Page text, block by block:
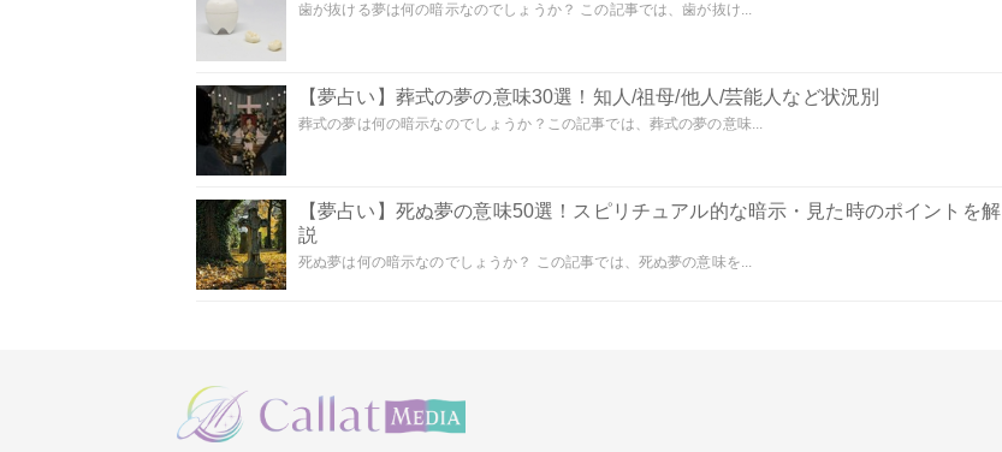
歯が抜ける夢は何の暗示なのでしょうか？ この記事では、歯が抜け...
【夢占い】葬式の夢の意味30選！知人/祖母/他人/芸能人など状況別
葬式の夢は何の暗示なのでしょうか？この記事では、葬式の夢の意味...
【夢占い】死ぬ夢の意味50選！スピリチュアル的な暗示・見た時のポイントを解
説
死ぬ夢は何の暗示なのでしょうか？ この記事では、死ぬ夢の意味を...